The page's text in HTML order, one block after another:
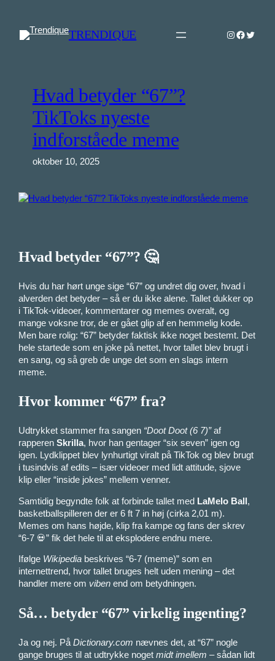
indhold
TRENDIQUE Instagram
Twitter
Hvad betyder “67”?
TikToks nyeste
indforståede meme
oktober 10, 2025
Hvad betyder “67”? 🤔
Hvis du har hørt unge sige “67” og undret dig over, hvad i
alverden det betyder – så er du ikke alene. Tallet dukker op
i TikTok-videoer, kommentarer og memes overalt, og
mange voksne tror, de er gået glip af en hemmelig kode.
Men bare rolig: “67” betyder faktisk ikke noget bestemt. Det
hele startede som en joke på nettet, hvor tallet blev brugt i
en sang, og så greb de unge det som en slags intern
meme.
Hvor kommer “67” fra?
Udtrykket stammer fra sangen “Doot Doot (6 7)”af
rapperenSkrilla, hvor han gentager “six seven” igen og
igen. Lydklippet blev lynhurtigt viralt på TikTok og blev brugt
i tusindvis af edits – især videoer med lidt attitude, sjove
klip eller “inside jokes” mellem venner.
Samtidig begyndte folk at forbinde tallet med LaMelo Ball ,
basketballspilleren der er 6 ft 7 in høj (cirka 2,01 m).
Memes om hans højde, klip fra kampe og fans der skrev
“6-7 💀” fik det hele til at eksplodere endnu mere.
Ifølge Wikipedia beskrives “6-7 (meme)” som en
internettrend, hvor tallet bruges helt uden mening – det
handler mere om viben end om betydningen.
Så… betyder “67” virkelig ingenting?
Ja og nej. PåDictionary.com nævnes det, at “67” nogle
gange bruges til at udtrykke nogetmidt imellem – sådan lidt